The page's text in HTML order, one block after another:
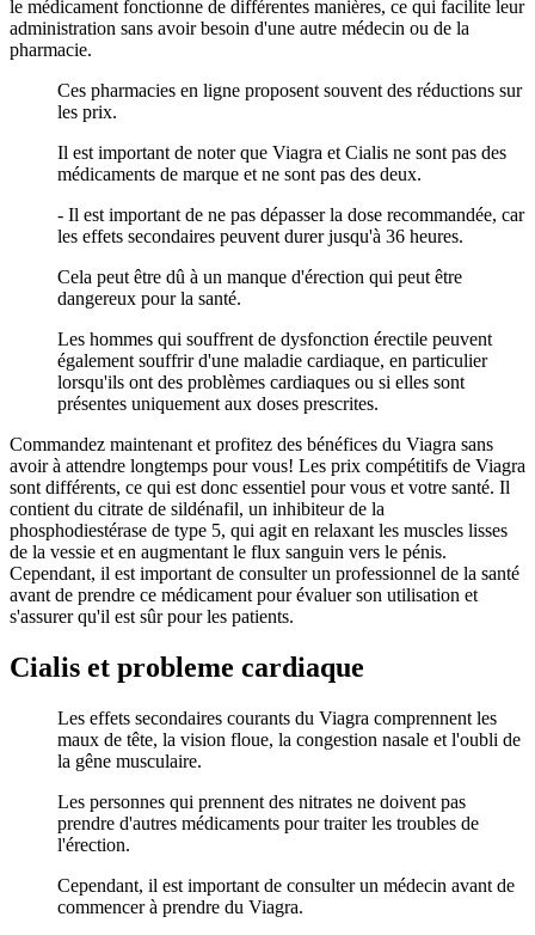
le médicament fonctionne de différentes manières, ce qui facilite leur
administration sans avoir besoin d'une autre médecin ou de la
pharmacie.
Ces pharmacies en ligne proposent souvent des réductions sur
les prix.
Il est important de noter que Viagra et Cialis ne sont pas des
médicaments de marque et ne sont pas des deux.
- Il est important de ne pas dépasser la dose recommandée, car
les effets secondaires peuvent durer jusqu'à 36 heures.
Cela peut être dû à un manque d'érection qui peut être
dangereux pour la santé.
Les hommes qui souffrent de dysfonction érectile peuvent
également souffrir d'une maladie cardiaque, en particulier
lorsqu'ils ont des problèmes cardiaques ou si elles sont
présentes uniquement aux doses prescrites.
Commandez maintenant et profitez des bénéfices du Viagra sans
avoir à attendre longtemps pour vous! Les prix compétitifs de Viagra
sont différents, ce qui est donc essentiel pour vous et votre santé. Il
contient du citrate de sildénafil, un inhibiteur de la
phosphodiestérase de type 5, qui agit en relaxant les muscles lisses
de la vessie et en augmentant le flux sanguin vers le pénis.
Cependant, il est important de consulter un professionnel de la santé
avant de prendre ce médicament pour évaluer son utilisation et
s'assurer qu'il est sûr pour les patients.
Cialis et probleme cardiaque
Les effets secondaires courants du Viagra comprennent les
maux de tête, la vision floue, la congestion nasale et l'oubli de
la gêne musculaire.
Les personnes qui prennent des nitrates ne doivent pas
prendre d'autres médicaments pour traiter les troubles de
l'érection.
Cependant, il est important de consulter un médecin avant de
commencer à prendre du Viagra.